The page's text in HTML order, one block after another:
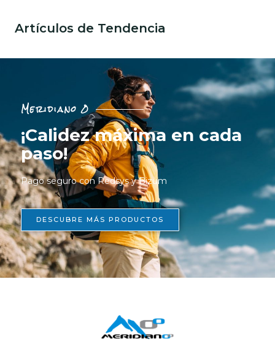
Artículos de Tendencia
Meridiano 0
¡Calidez máxima en cada
paso!
Pago seguro con Redsys y Bizum
DESCUBRE MÁS PRODUCTOS